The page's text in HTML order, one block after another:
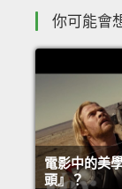
你可能會
電影中的美
頭』？